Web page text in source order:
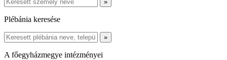
Plébánia keresése
A főegyházmegye intézményei